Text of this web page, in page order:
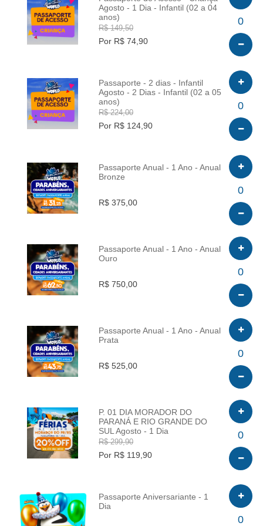
INFO
Agosto - 1 Dia - Infantil (02 a 04
anos)
R$ 149,50
Por R$ 74,90
0
INFO
Passaporte - 2 dias - Infantil
Agosto - 2 Dias - Infantil (02 a 05
anos)
R$ 224,00
Por R$ 124,90
0
INFO
Passaporte Anual - 1 Ano - Anual
Bronze
R$ 375,00
0
INFO
Passaporte Anual - 1 Ano - Anual
Ouro
R$ 750,00
0
INFO
Passaporte Anual - 1 Ano - Anual
Prata
R$ 525,00
0
INFO
P. 01 DIA MORADOR DO
PARANÁ E RIO GRANDE DO
SUL Agosto - 1 Dia
R$ 299,90
Por R$ 119,90
0
INFO
Passaporte Aniversariante - 1
Dia
0